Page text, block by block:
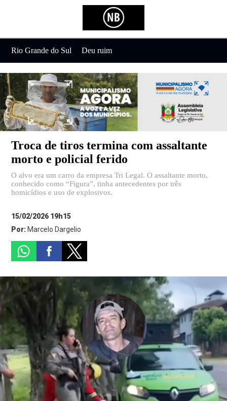
Rio Grande do Sul Deu ruim
Troca de tiros termina com assaltante
morto e policial ferido
O alvo era um carro da empresa Tri Legal. O assaltante morto,
conhecido como “Figura”, tinha antecedentes por três
homicídios e uso de explosivos.
15/02/2026 19h15
Por: Marcelo Dargelio